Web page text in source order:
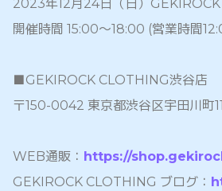
2023年12月24日（日）
開催時間 15:00～18:00 (営業時間
■GEKIROCK CLOTHING渋谷店
〒150-0042 東京都渋谷区宇田川町
WEB通販： https://
GEKIROCK CLOTHING ブログ：